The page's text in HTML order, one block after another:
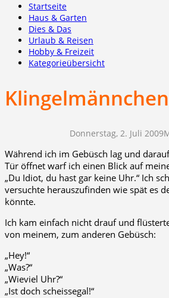
Startseite
Haus & Garten
Dies & Das
Urlaub & Reisen
Hobby & Freizeit
Kategorieübersicht
Klingelmännchen
Donnerstag, 2. Juli 2009
Während ich im Gebüsch lag und
Tür öffnet warf ich einen Blick auf
„Du Idiot, du hast gar keine Uhr.“ Ich
versuchte herauszufinden wie spät es
könnte.
Ich kam einfach nicht drauf und
von meinem, zum anderen Gebüsch:
„Hey!“
„Was?“
„Wieviel Uhr?“
„Ist doch scheissegal!“